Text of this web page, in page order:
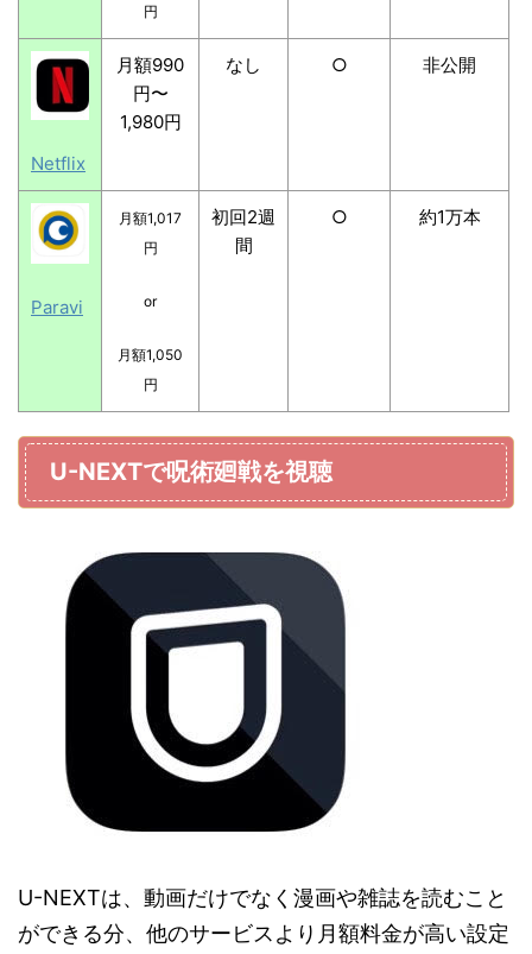
円
Netflix
月額990
円〜
1,980円
なし ○ 非公開
Paravi
月額1,017
円
or
月額1,050
円
初回2週
間
○ 約1万本
U-NEXTで呪術廻戦を視聴
U-NEXTは、動画だけでなく漫画や雑誌を読むこと
ができる分、他のサービスより月額料金が高い設定